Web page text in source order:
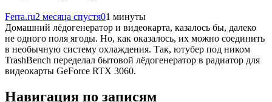
Ferra.ru2 месяца спустя01 минуты
Домашний лёдогенератор и видеокарта, казалось бы, далеко
не одного поля ягоды. Но, как оказалось, их можно соединить
в необычную систему охлаждения. Так, ютубер под ником
TrashBench переделал бытовой лёдогенератор в радиатор для
видеокарты GeForce RTX 3060.
Навигация по записям